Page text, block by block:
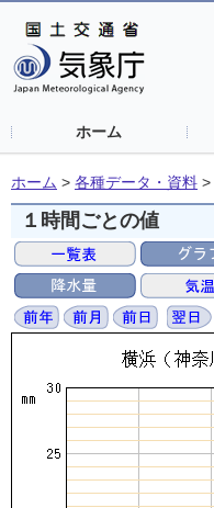
ホーム
ホーム > 各種データ・資料 >
１時間ごとの値